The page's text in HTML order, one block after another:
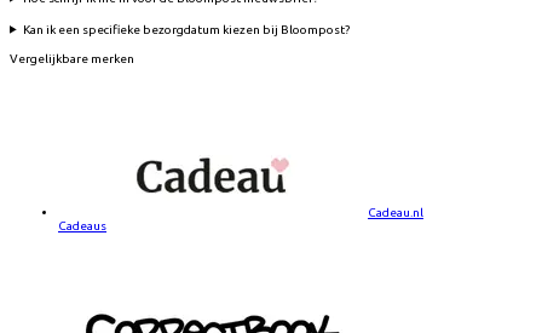
Kan ik een specifieke bezorgdatum kiezen bij Bloompost?
Vergelijkbare merken
Cadeau.nl
Cadeaus